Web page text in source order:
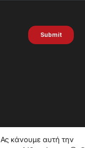
Ας κάνουμε αυτή την